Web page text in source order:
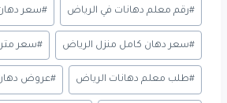
#رقم معلم دهانات في الرياض #سعر
#سعر دهان كامل منزل الرياض #سعر متر
#طلب معلم دهانات الرياض #عروض